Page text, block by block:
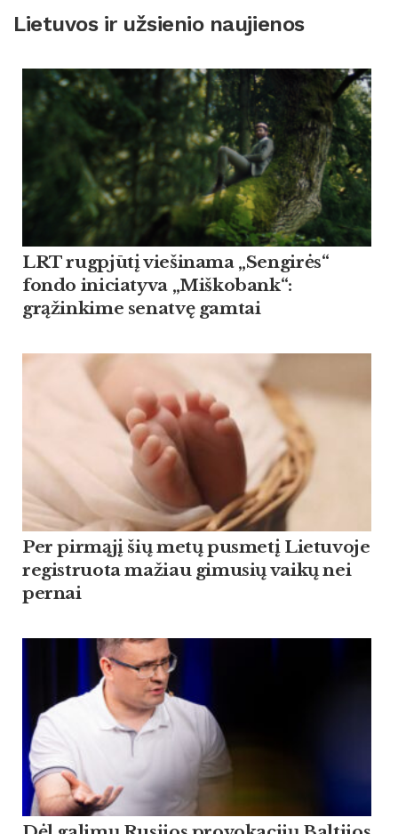
Lietuvos ir užsienio naujienos
LRT rugpjūtį viešinama „Sengirės“
fondo iniciatyva „Miškobank“:
grąžinkime senatvę gamtai
Per pirmąjį šių metų pusmetį Lietuvoje
registruota mažiau gimusių vaikų nei
pernai